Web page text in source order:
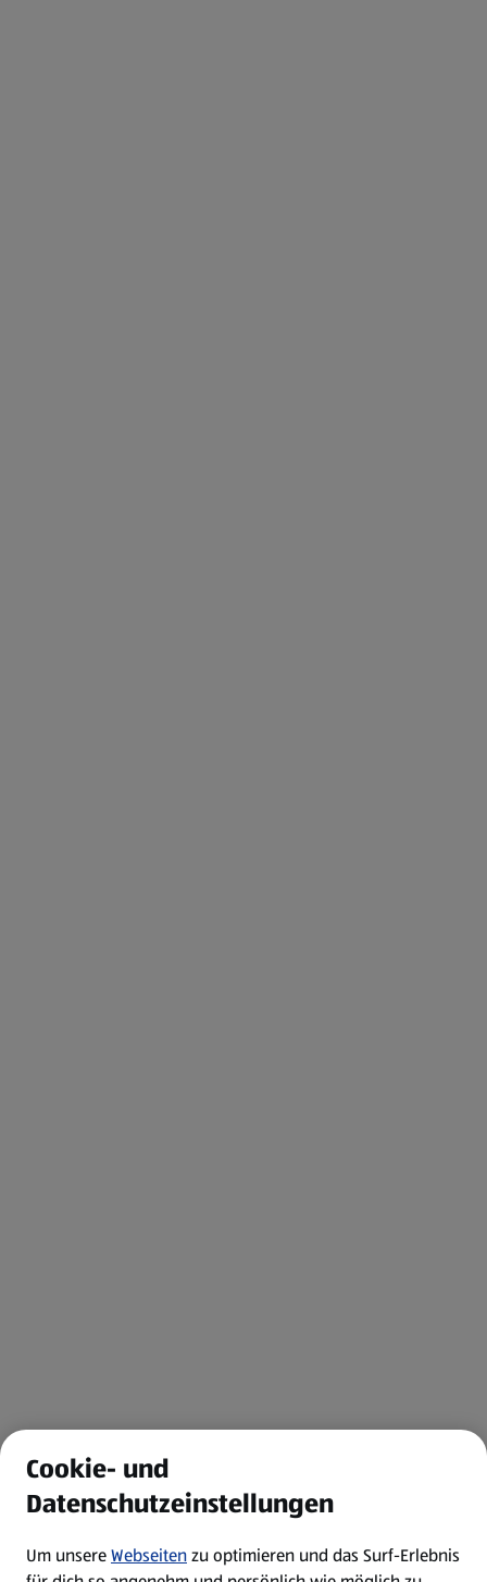
Cookie- und
Datenschutzeinstellungen
Um unsereWebseitenzu optimieren und das Surf-Erlebnis